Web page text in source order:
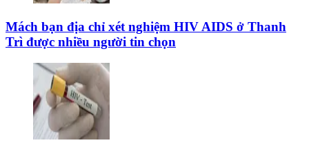
Mách bạn địa chỉ xét nghiệm HIV AIDS ở Thanh
Trì được nhiều người tin chọn